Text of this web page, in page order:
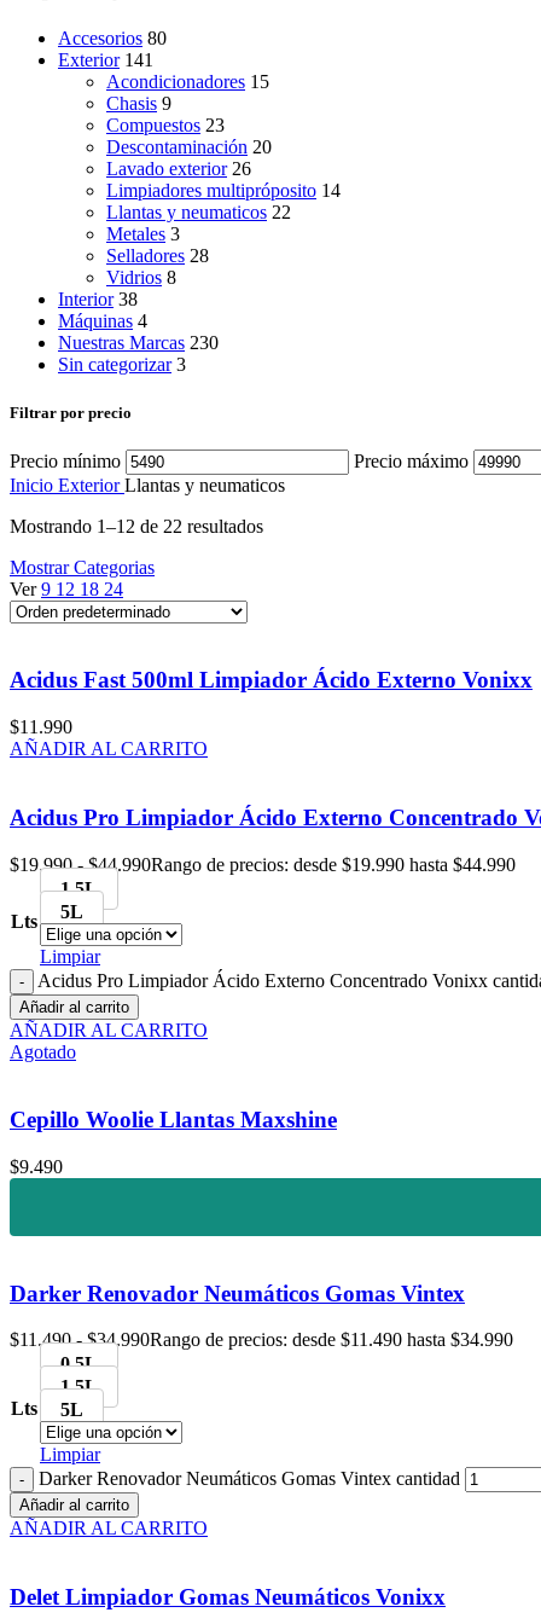
Accesorios 80
Exterior 141
Acondicionadores 15
Chasis 9
Compuestos 23
Descontaminación 20
Lavado exterior 26
Limpiadores multipróposito 14
Llantas y neumaticos 22
Metales 3
Selladores 28
Vidrios 8
Interior 38
Máquinas 4
Nuestras Marcas 230
Sin categorizar 3
Filtrar por precio
Precio mínimo Precio máximo
Inicio ExteriorLlantas y neumaticos
Mostrando 1–12 de 22 resultados
Mostrar Categorias
Ver9 12 18 24
Acidus Fast 500ml Limpiador Ácido Externo Vonixx
$11.990
AÑADIR AL CARRITO
Acidus Pro Limpiador Ácido Externo Concentrado
$19.990 - $44.990Rango de precios: desde $19.990 hasta $44.990
Lts
1.5L
5L
Limpiar
Acidus Pro Limpiador Ácido Externo Concentrado Vonixx
Añadir al carrito
AÑADIR AL CARRITO
Agotado
Cepillo Woolie Llantas Maxshine
$9.490
Darker Renovador Neumáticos Gomas Vintex
$11.490 - $34.990Rango de precios: desde $11.490 hasta $34.990
Lts
0.5L
1.5L
5L
Limpiar
Darker Renovador Neumáticos Gomas Vintex cantidad
Añadir al carrito
AÑADIR AL CARRITO
Delet Limpiador Gomas Neumáticos Vonixx